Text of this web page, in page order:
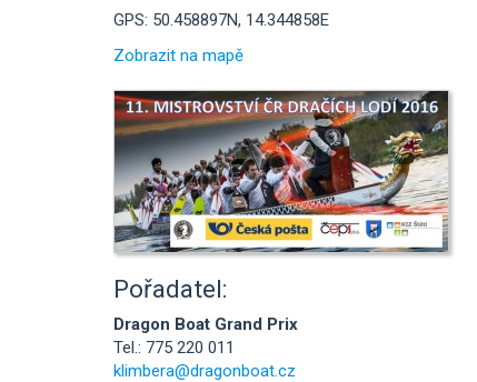
GPS: 50.458897N, 14.344858E
Zobrazit na mapě
Pořadatel:
Dragon Boat Grand Prix
Tel.: 775 220 011
klimbera@dragonboat.cz